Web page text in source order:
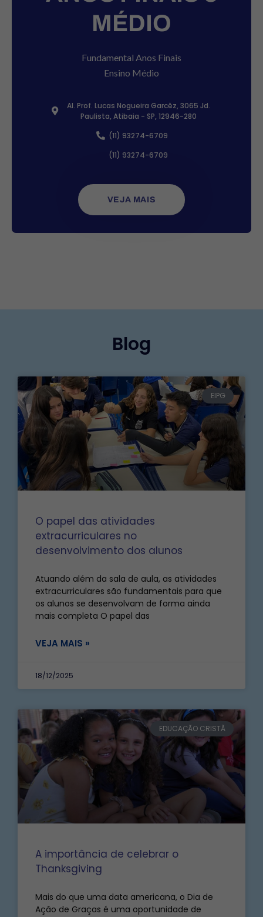
MÉDIO
Fundamental Anos Finais
Ensino Médio
Al. Prof. Lucas Nogueira Garcêz, 3065 Jd.
Paulista, Atibaia - SP, 12946-280
(11) 93274-6709
(11) 93274-6709
VEJA MAIS
Blog
EIPG
O papel das atividades
extracurriculares no
desenvolvimento dos alunos
Atuando além da sala de aula, as atividades
extracurriculares são fundamentais para que
os alunos se desenvolvam de forma ainda
mais completa O papel das
VEJA MAIS »
18/12/2025
EDUCAÇÃO CRISTÃ
A importância de celebrar o
Thanksgiving
Mais do que uma data americana, o Dia de
Ação de Graças é uma oportunidade de